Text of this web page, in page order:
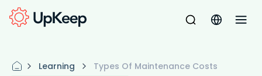
Learning
Types Of Maintenance Costs